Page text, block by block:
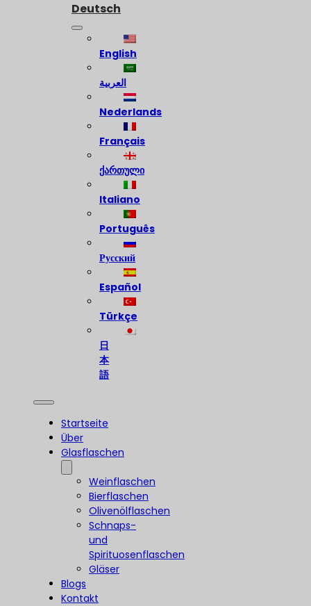
Deutsch
English
العربية
Nederlands
Français
ქართული
Italiano
Português
Русский
Español
Türkçe
日
本
語
Startseite
Über
Glasflaschen
Weinflaschen
Bierflaschen
Olivenölflaschen
Schnaps-
und
Spirituosenflaschen
Gläser
Blogs
Kontakt